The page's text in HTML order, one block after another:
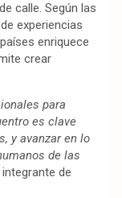
calle. Según las
experiencias
enriquece
crear
para
es clave
y avanzar en lo
de las
de